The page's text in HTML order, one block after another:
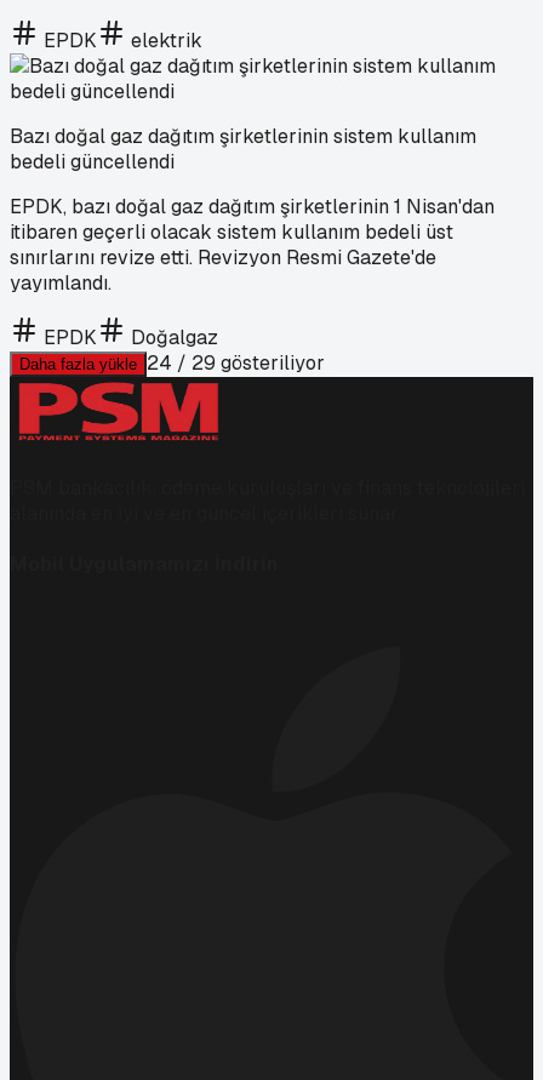
EPDK elektrik
Bazı doğal gaz dağıtım şirketlerinin sistem kullanım
bedeli güncellendi
EPDK, bazı doğal gaz dağıtım şirketlerinin 1 Nisan'dan
itibaren geçerli olacak sistem kullanım bedeli üst
sınırlarını revize etti. Revizyon Resmi Gazete'de
yayımlandı.
EPDK Doğalgaz
Daha fazla yükle 24 / 29 gösteriliyor